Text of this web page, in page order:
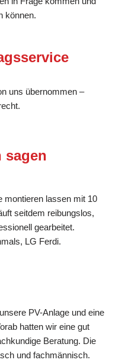
können.
uns übernommen –
sagen
montieren lassen mit 10
seitdem reibungslos,
gearbeitet.
LG Ferdi.
PV-Anlage und eine
hatten wir eine gut
Beratung. Die
und fachmännisch.